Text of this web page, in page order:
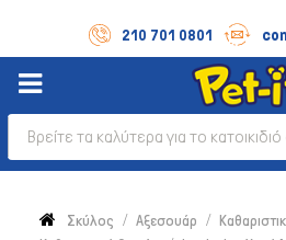
210 701 0801
Σκύλος Αξεσουάρ